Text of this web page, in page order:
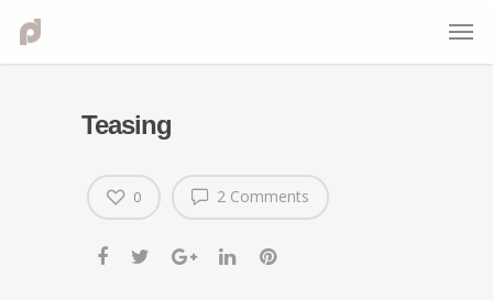
Teasing
2 Comments
0